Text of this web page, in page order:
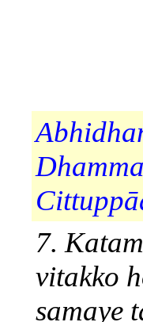
7.
vitakko
samaye